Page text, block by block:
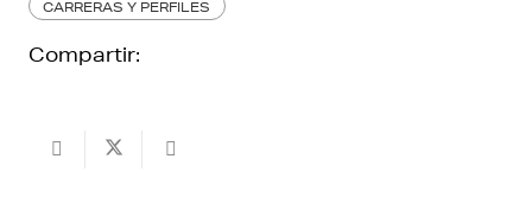
CARRERAS Y PERFILES
Compartir: